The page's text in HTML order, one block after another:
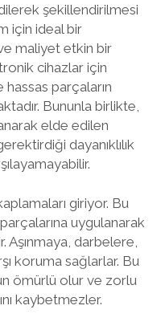
şekillendirilmesi
için ideal bir
maliyet etkin bir
cihazlar için
parçaların
Bununla birlikte,
elde edilen
dayanıklılık
giriyor. Bu
uygulanarak
Aşınmaya, darbelere,
koruma sağlarlar. Bu
ömürlü olur ve zorlu
kaybetmezler.